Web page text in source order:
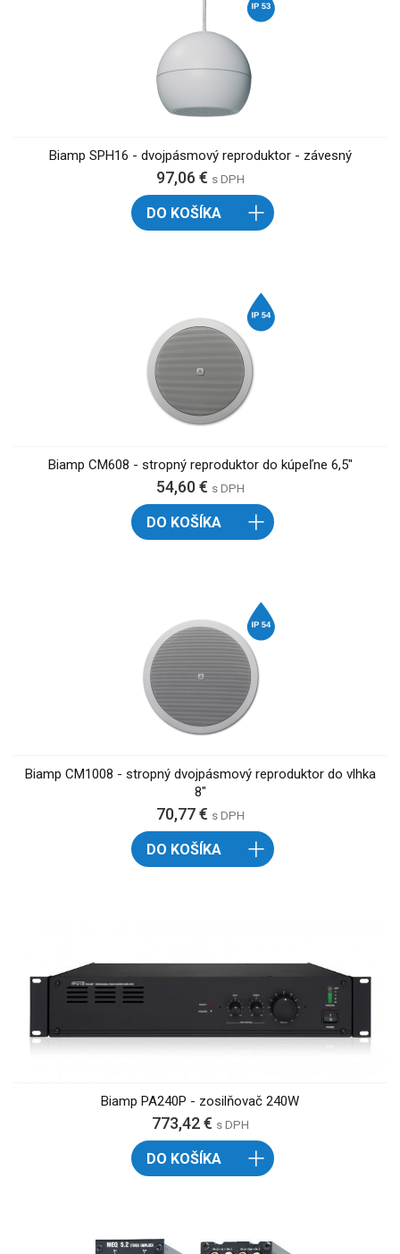
Biamp SPH16 - dvojpásmový reproduktor - závesný
97,06 € s DPH
DO KOŠÍKA
Biamp CM608 - stropný reproduktor do kúpeľne 6,5"
54,60 € s DPH
DO KOŠÍKA
Biamp CM1008 - stropný dvojpásmový reproduktor do vlhka
8"
70,77 € s DPH
DO KOŠÍKA
Biamp PA240P - zosilňovač 240W
773,42 € s DPH
DO KOŠÍKA